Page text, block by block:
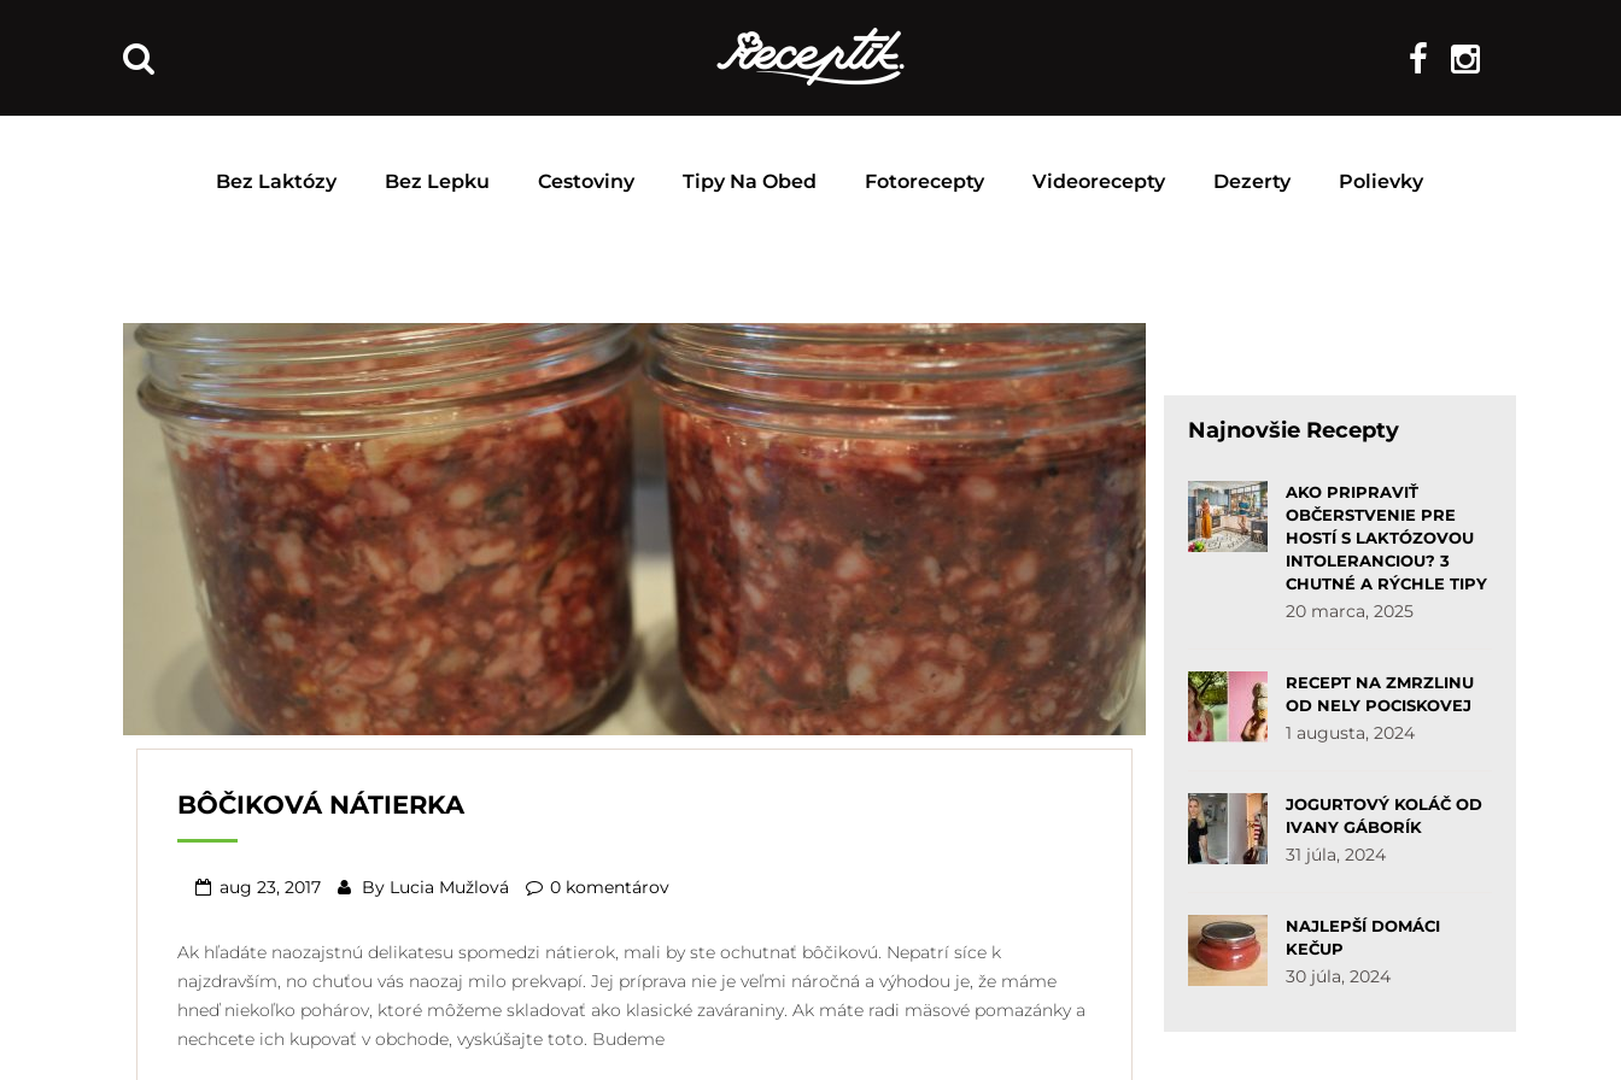
Bez Laktózy Bez Lepku Cestoviny Tipy Na Obed Fotorecepty Videorecepty Dezerty Polievky
BÔČIKOVÁ NÁTIERKA
aug 23, 2017 By Lucia Mužlová 0 komentárov
Ak hľadáte naozajstnú delikatesu spomedzi nátierok, mali by ste ochutnať bôčikovú. Nepatrí síce k
najzdravším, no chuťou vás naozaj milo prekvapí. Jej príprava nie je veľmi náročná a výhodou je, že máme
hneď niekoľko pohárov, ktoré môžeme skladovať ako klasické zaváraniny. Ak máte radi mäsové pomazánky a
nechcete ich kupovať v obchode, vyskúšajte toto. Budeme
Najnovšie Recepty
AKO PRIPRAVIŤ
OBČERSTVENIE PRE
HOSTÍ S LAKTÓZOVOU
INTOLERANCIOU? 3
CHUTNÉ A RÝCHLE TIPY
20 marca, 2025
RECEPT NA ZMRZLINU
OD NELY POCISKOVEJ
1 augusta, 2024
JOGURTOVÝ KOLÁČ OD
IVANY GÁBORÍK
31 júla, 2024
NAJLEPŠÍ DOMÁCI
KEČUP
30 júla, 2024